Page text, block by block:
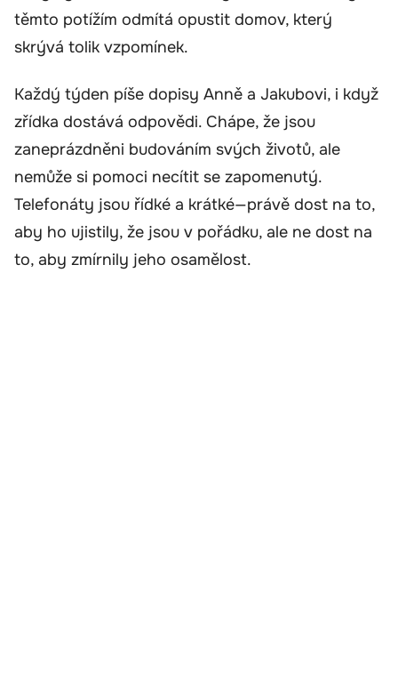
těmto potížím odmítá opustit domov, který
skrývá tolik vzpomínek.
Každý týden píše dopisy Anně a Jakubovi, i když
zřídka dostává odpovědi. Chápe, že jsou
zaneprázdněni budováním svých životů, ale
nemůže si pomoci necítit se zapomenutý.
Telefonáty jsou řídké a krátké—právě dost na to,
aby ho ujistily, že jsou v pořádku, ale ne dost na
to, aby zmírnily jeho osamělost.